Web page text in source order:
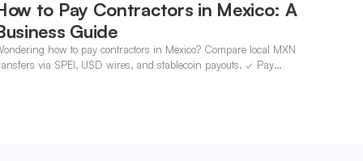
to Pay Contractors in Mexico: A
Guide
how to pay contractors in Mexico? Compare local MXN
via SPEI, USD wires, and stablecoin payouts. ✓ Pay